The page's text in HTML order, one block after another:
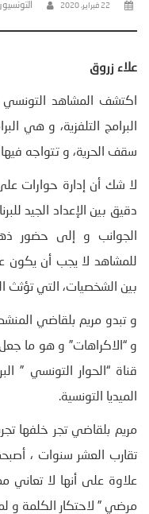
22 فبراير، 2020
علاء زروق
البرامج التلفزية، و هي
سقف الحرية، و تتواجه
لا شك أن إدارة حوارات
دقيق بين الإعداد الجيد
الجوانب و إلى حضور
للمشاهد لا يجب أن يكون
بين الشخصيات، التي تؤثث
و تبدو مريم بلقاضي
و “الاكراهات” و هو ما
قناة “الحوار التونسي ”
الميديا التونسية.
مريم بلقاضي تجر خلفها
تقارب العشر سنوات ،
علاوة على أنها لا
مرضي ” لاحتكار الكلمة و